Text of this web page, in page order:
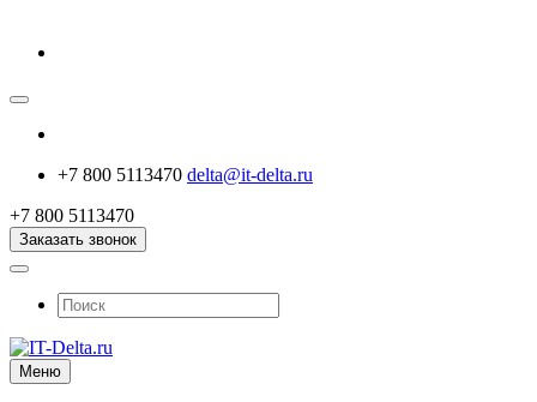
+7 800 5113470 delta@it-delta.ru
+7 800 5113470
Заказать звонок
Меню